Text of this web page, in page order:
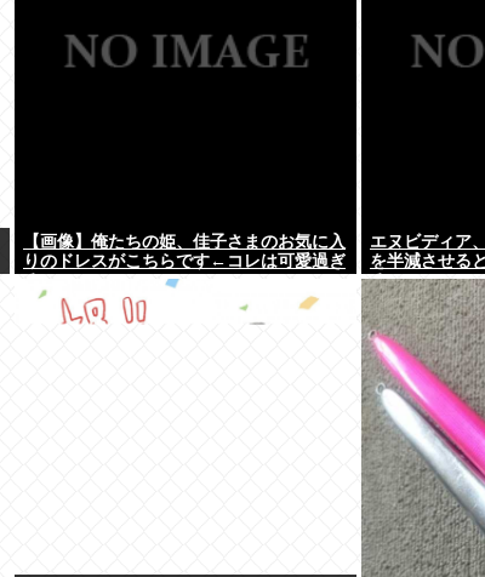
【画像】俺たちの姫、佳子さまのお気に入
りのドレスがこちらです←コレは可愛過ぎ
るw w w w w w w w
エヌビディア
を半減させる
るwww